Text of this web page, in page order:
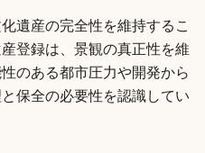
遺産の完全性を維持するこ
登録は、景観の真正性を維
のある都市圧力や開発から
保全の必要性を認識してい